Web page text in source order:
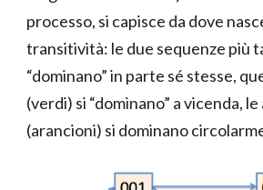
processo, si capisce da dove
transitività: le due sequenze più
“dominano” in parte sé stesse,
(verdi) si “dominano” a vicenda,
(arancioni) si dominano